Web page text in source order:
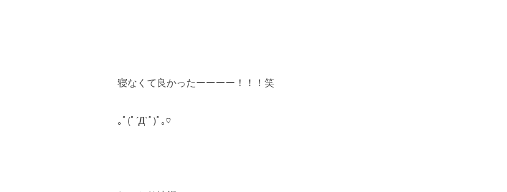
寝なくて良かったーーーー！！！笑
｡ﾟ(ﾟ´Д`ﾟ)ﾟ｡♡